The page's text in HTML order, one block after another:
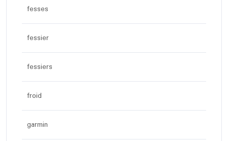
fesses
fessier
fessiers
froid
garmin